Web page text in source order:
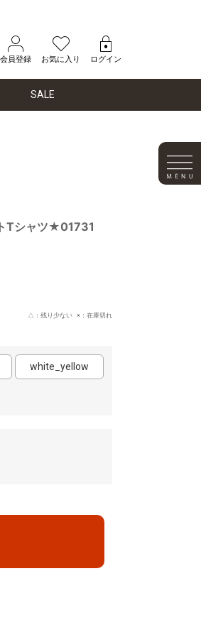
会員登録 お気に入り ログイン
SALE
Tシャツ★01731
△：残り少ない ×：在庫切れ
white_yellow